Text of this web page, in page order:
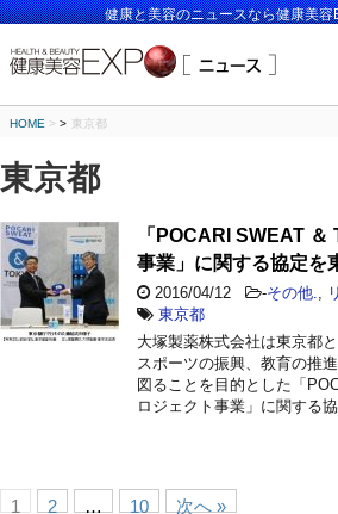
健康と美容のニュースなら健康美容
HOME > 東京都
東京都
「POCARI SWEAT
事業」に関する協定を
2016/04/12 -その他.
東京都
大塚製薬株式会社は東京都
スポーツの振興、教育の推
図ることを目的とした「
ロジェクト事業」に関する
1 2 … 10 次へ »